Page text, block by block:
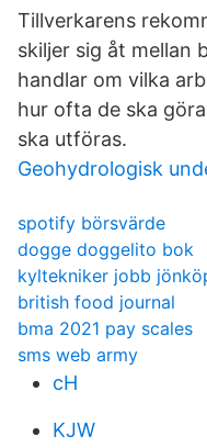
Tillverkarens
skiljer sig åt mellan
handlar om vilka
hur ofta de ska
ska utföras.
Geohydrologisk
spotify börsvärde
dogge doggelito bok
kyltekniker jobb
british food journal
bma 2021 pay scales
sms web army
cH
KJW